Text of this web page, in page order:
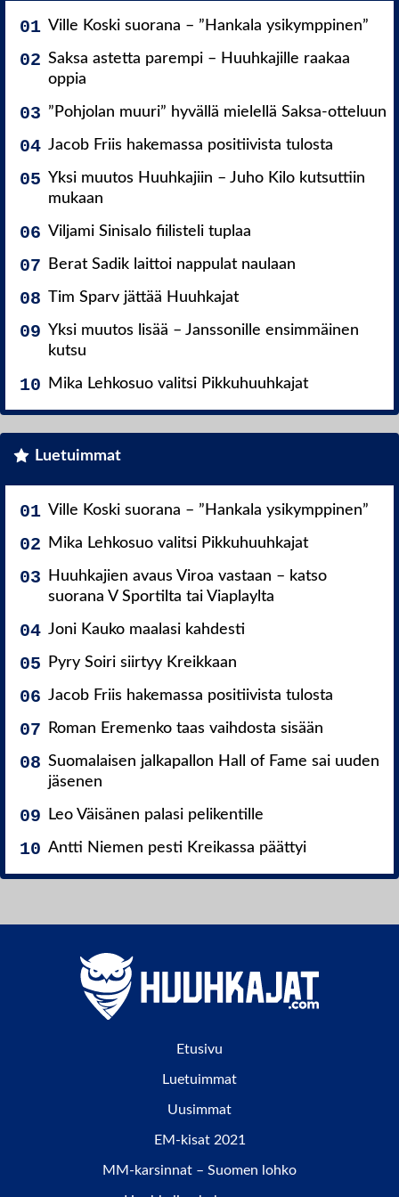
Ville Koski suorana – ”Hankala ysikymppinen”
Saksa astetta parempi – Huuhkajille raakaa
oppia
”Pohjolan muuri” hyvällä mielellä Saksa-otteluun
Jacob Friis hakemassa positiivista tulosta
Yksi muutos Huuhkajiin – Juho Kilo kutsuttiin
mukaan
Viljami Sinisalo fiilisteli tuplaa
Berat Sadik laittoi nappulat naulaan
Tim Sparv jättää Huuhkajat
Yksi muutos lisää – Janssonille ensimmäinen
kutsu
Mika Lehkosuo valitsi Pikkuhuuhkajat
Luetuimmat
Ville Koski suorana – ”Hankala ysikymppinen”
Mika Lehkosuo valitsi Pikkuhuuhkajat
Huuhkajien avaus Viroa vastaan – katso
suorana V Sportilta tai Viaplaylta
Joni Kauko maalasi kahdesti
Pyry Soiri siirtyy Kreikkaan
Jacob Friis hakemassa positiivista tulosta
Roman Eremenko taas vaihdosta sisään
Suomalaisen jalkapallon Hall of Fame sai uuden
jäsenen
Leo Väisänen palasi pelikentille
Antti Niemen pesti Kreikassa päättyi
Etusivu
Luetuimmat
Uusimmat
EM-kisat 2021
MM-karsinnat – Suomen lohko